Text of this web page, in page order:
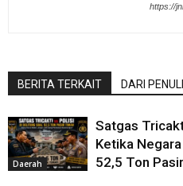
https://
BERITA TERKAIT DARI
Daerah
Satgas
Ketika
52,5 Ton